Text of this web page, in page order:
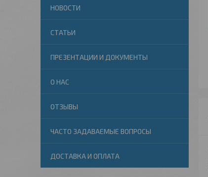
НОВОСТИ
СТАТЬИ
ПРЕЗЕНТАЦИИ И ДОКУМЕНТЫ
О НАС
ОТЗЫВЫ
ЧАСТО ЗАДАВАЕМЫЕ ВОПРОСЫ
ДОСТАВКА И ОПЛАТА